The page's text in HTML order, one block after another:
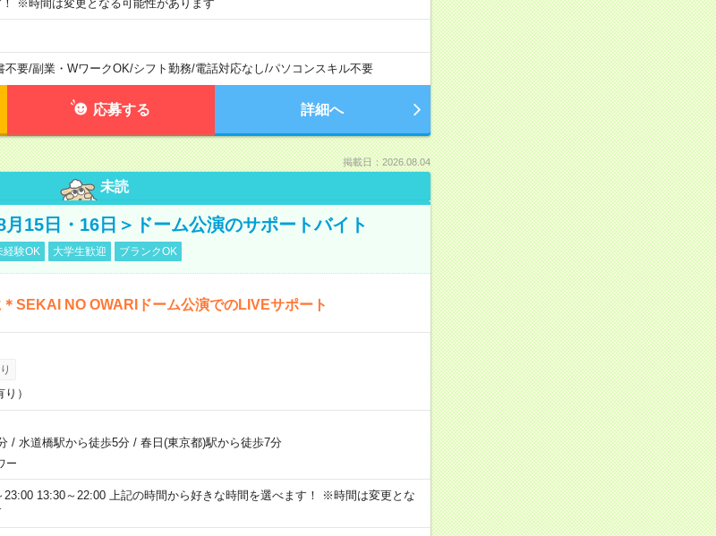
！ ※時間は変更となる可能性があります
不要/副業・WワークOK/シフト勤務/電話対応なし/パソコンスキル不要
応募する 詳細へ
掲載日：2026.08.04
未読
15日・16日＞ドーム公演のサポートバイト
経験OK 大学生歓迎 ブランクOK
SEKAI NO OWARIドーム公演でのLIVEサポート
）
/ 水道橋駅から徒歩5分/ 春日(東京都)駅から徒歩7分
ー
23:00 13:30～22:00 上記の時間から好きな時間を選べます！ ※時間は変更とな